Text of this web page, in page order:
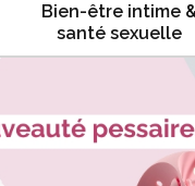
Bien-être intime
santé sexuelle